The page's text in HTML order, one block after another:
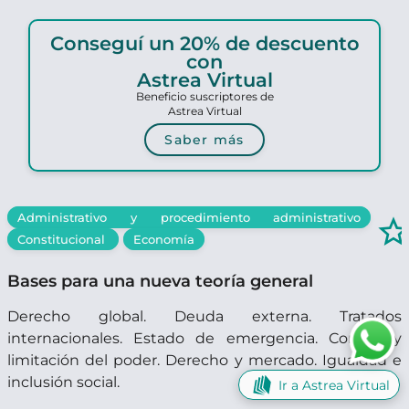
Conseguí un 20% de descuento
con
Astrea Virtual
Beneficio suscriptores de
Astrea Virtual
Saber más
Administrativo y procedimiento administrativo
Constitucional
Economía
Bases para una nueva teoría general
Derecho global. Deuda externa. Tratados
internacionales. Estado de emergencia. Control y
limitación del poder. Derecho y mercado. Igualdad e
inclusión social.
Ir a Astrea Virtual